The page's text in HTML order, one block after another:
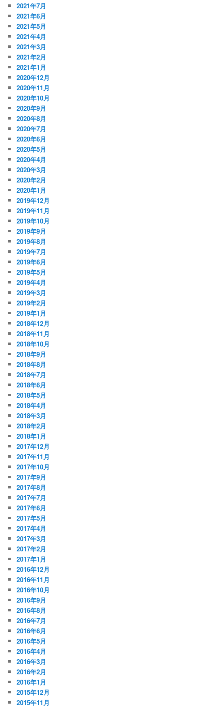
2021年7月
2021年6月
2021年5月
2021年4月
2021年3月
2021年2月
2021年1月
2020年12月
2020年11月
2020年10月
2020年9月
2020年8月
2020年7月
2020年6月
2020年5月
2020年4月
2020年3月
2020年2月
2020年1月
2019年12月
2019年11月
2019年10月
2019年9月
2019年8月
2019年7月
2019年6月
2019年5月
2019年4月
2019年3月
2019年2月
2019年1月
2018年12月
2018年11月
2018年10月
2018年9月
2018年8月
2018年7月
2018年6月
2018年5月
2018年4月
2018年3月
2018年2月
2018年1月
2017年12月
2017年11月
2017年10月
2017年9月
2017年8月
2017年7月
2017年6月
2017年5月
2017年4月
2017年3月
2017年2月
2017年1月
2016年12月
2016年11月
2016年10月
2016年9月
2016年8月
2016年7月
2016年6月
2016年5月
2016年4月
2016年3月
2016年2月
2016年1月
2015年12月
2015年11月